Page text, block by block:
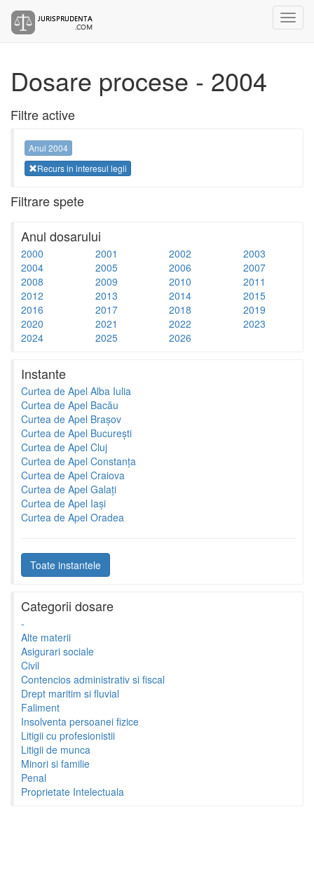
Dosare procese - 2004
Filtre active
Anul 2004
Recurs in interesul legii
Filtrare spete
Anul dosarului
2000 2001 2002
2003
2004
2005 2006
2007
2008
2009 2010
2011
2012
2013 2014
2015
2016
2017 2018
2019
2020
2021 2022
2023
2024
2025 2026
Instante
Curtea de Apel Alba Iulia
Curtea de Apel Bacău
Curtea de Apel Brașov
Curtea de Apel București
Curtea de Apel Cluj
Curtea de Apel Constanța
Curtea de Apel Craiova
Curtea de Apel Galați
Curtea de Apel Iași
Curtea de Apel Oradea
Toate instantele
Categorii dosare
-
Alte materii
Asigurari sociale
Civil
Contencios administrativ si fiscal
Drept maritim si fluvial
Faliment
Insolventa persoanei fizice
Litigii cu profesionistii
Litigii de munca
Minori si familie
Penal
Proprietate Intelectuala